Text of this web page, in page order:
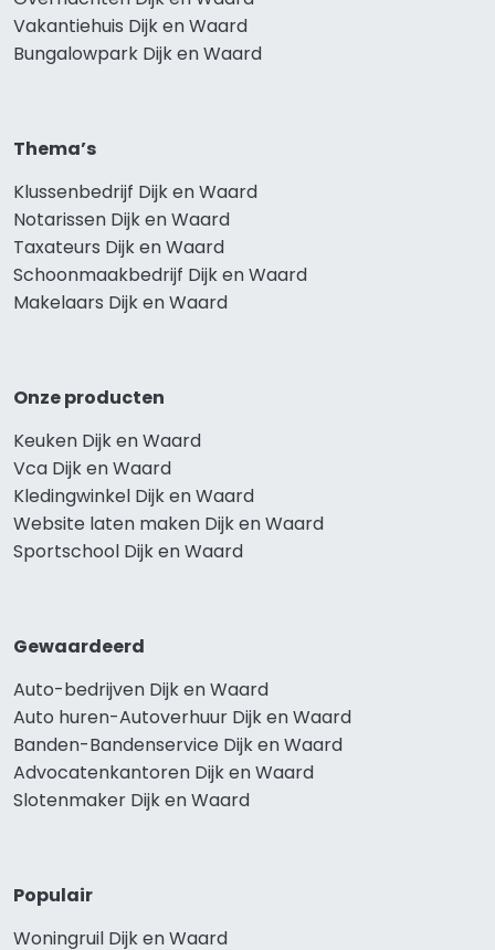
Vakantiehuis Dijk en Waard
Bungalowpark Dijk en Waard
Thema’s
Klussenbedrijf Dijk en Waard
Notarissen Dijk en Waard
Taxateurs Dijk en Waard
Schoonmaakbedrijf Dijk en Waard
Makelaars Dijk en Waard
Onze producten
Keuken Dijk en Waard
Vca Dijk en Waard
Kledingwinkel Dijk en Waard
Website laten maken Dijk en Waard
Sportschool Dijk en Waard
Gewaardeerd
Auto-bedrijven Dijk en Waard
Auto huren-Autoverhuur Dijk en Waard
Banden-Bandenservice Dijk en Waard
Advocatenkantoren Dijk en Waard
Slotenmaker Dijk en Waard
Populair
Woningruil Dijk en Waard